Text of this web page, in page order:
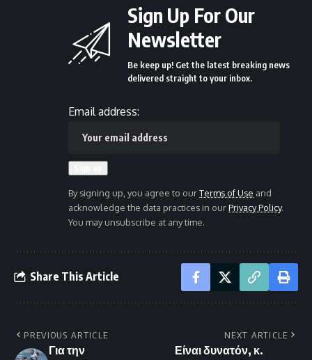
Sign Up For Our
Newsletter
Be keep up! Get the latest breaking news
delivered straight to your inbox.
Email address:
By signing up, you agree to ourTerms of Use and
acknowledge the data practices in ourPrivacy Policy.
You may unsubscribe at any time.
Share This Article
PREVIOUS ARTICLE
Για την
NEXT ARTICLE
Είναι δυνατόν, κ.